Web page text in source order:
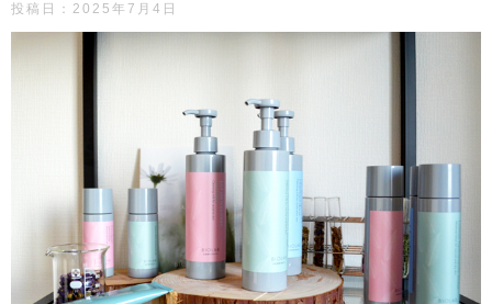
投稿日： 2025年7月4日